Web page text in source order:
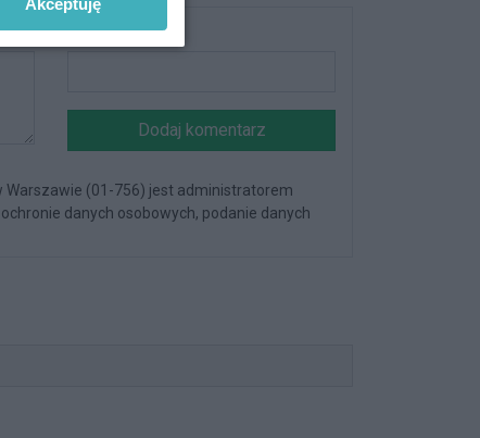
Podpis
Dodaj komentarz
Warszawie (01-756) jest administratorem
danych osobowych, podanie danych